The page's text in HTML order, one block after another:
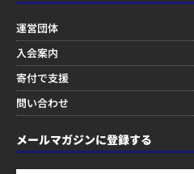
運営団体
入会案内
寄付で支援
問い合わせ
メールマガジンに登録する